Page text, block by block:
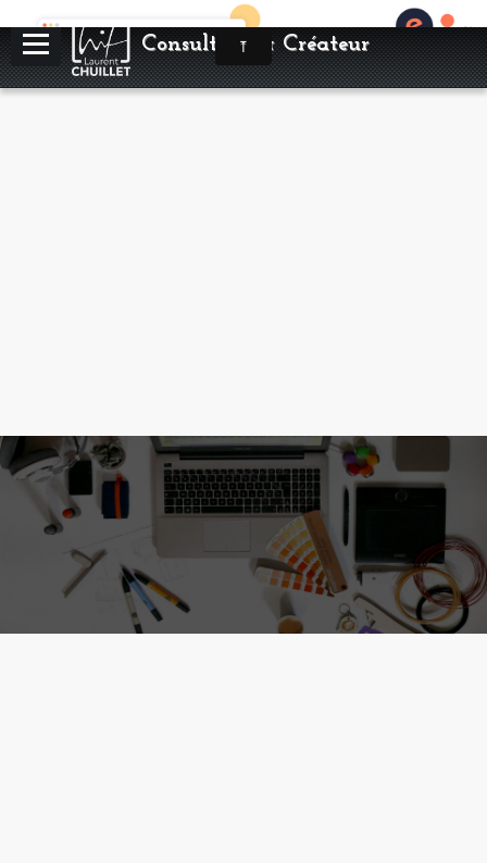
Consultant & Créateur